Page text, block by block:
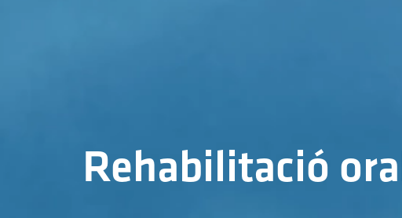
Rehabilitació